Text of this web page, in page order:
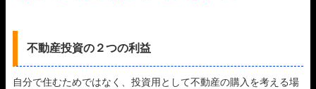
不動産投資の２つの利益
自分で住むためではなく、投資用として不動産の購入を考える場